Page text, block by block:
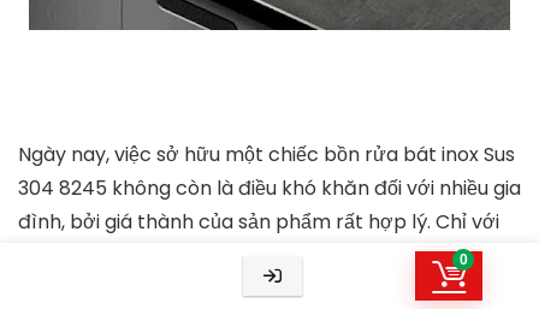
0
Ngày nay, việc sở hữu một chiếc bồn rửa bát inox Sus
304 8245 không còn là điều khó khăn đối với nhiều gia
đình, bởi giá thành của sản phẩm rất hợp lý. Chỉ với
hơn một triệu đồng là bạn đã có ngay một chiếc chậu
rửa bát, bát hiện đại, tăng thêm tính thẩm mỹ sang